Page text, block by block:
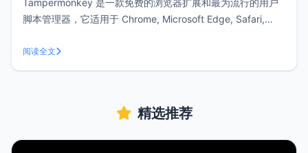
Tampermonkey 是一款免费的浏览器扩展和最为流行的用户
脚本管理器，它适用于 Chrome, Microsoft Edge, Safari,
《使用油猴脚本（Tamper monkey）在任意网页上传图片》
正是使用的油
阅读全文
精选推荐